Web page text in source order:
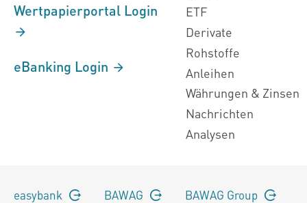
Wertpapierportal Login
eBanking Login
ETF
Derivate
Rohstoffe
Anleihen
Währungen & Zinsen
Nachrichten
Analysen
easybank BAWAG BAWAG Group